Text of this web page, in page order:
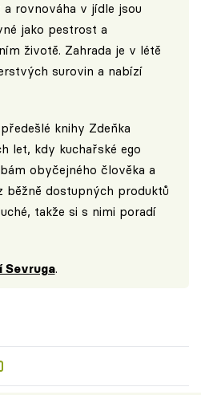
rovnováha v jídle jsou
jako pestrost a
životě. Zahrada je v létě
surovin a nabízí
knihy Zdeňka
let, kdy kuchařské ego
obyčejného člověka a
běžně dostupných produktů
takže si s nimi poradí
Sevruga.